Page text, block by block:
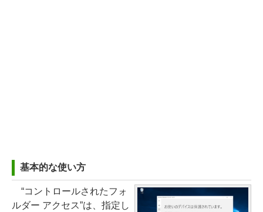
基本的な使い方
“コントロールされたフォ
ルダー アクセス”は、指定し